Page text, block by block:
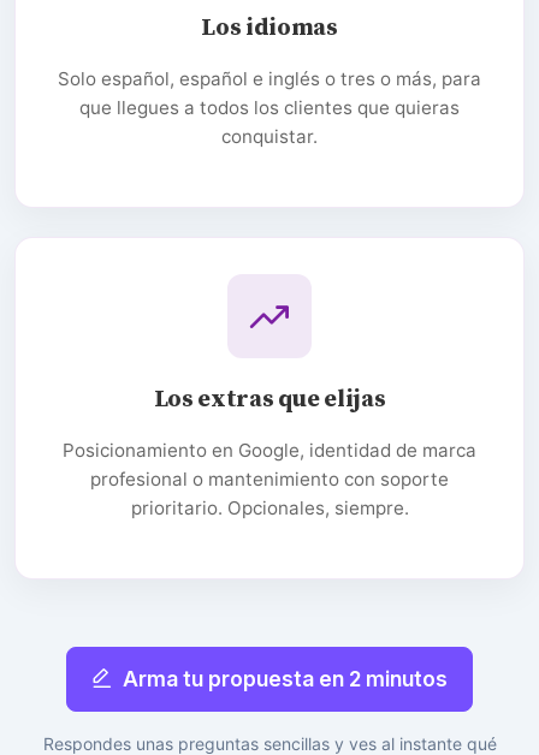
Los idiomas
Solo español, español e inglés o tres o más, para
que llegues a todos los clientes que quieras
conquistar.
Los extras que elijas
Posicionamiento en Google, identidad de marca
profesional o mantenimiento con soporte
prioritario. Opcionales, siempre.
Arma tu propuesta en 2 minutos
Respondes unas preguntas sencillas y ves al instante qué